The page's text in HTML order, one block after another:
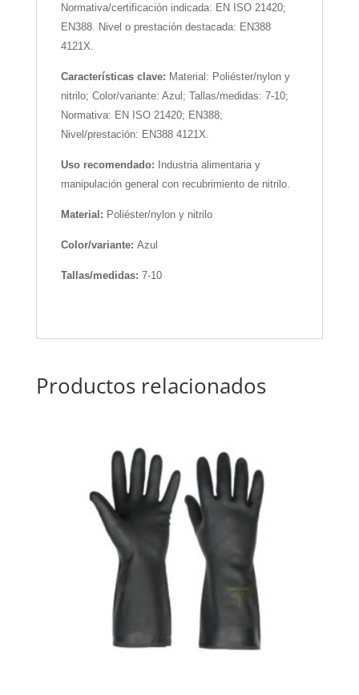
Normativa/certificación indicada: EN ISO 21420;
EN388. Nivel o prestación destacada: EN388
4121X.
Características clave: Material: Poliéster/nylon y
nitrilo; Color/variante: Azul; Tallas/medidas: 7-10;
Normativa: EN ISO 21420; EN388;
Nivel/prestación: EN388 4121X.
Uso recomendado: Industria alimentaria y
manipulación general con recubrimiento de nitrilo.
Material: Poliéster/nylon y nitrilo
Color/variante: Azul
Tallas/medidas: 7-10
Productos relacionados